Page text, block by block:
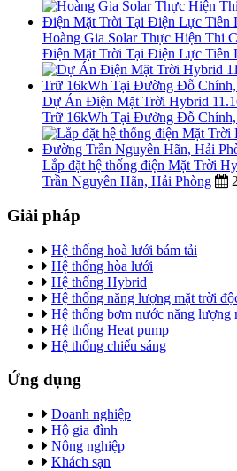
Hoàng Gia Solar Thực Hiện Thi
Điện Mặt Trời Tại Điện Lực Tiên
Dự Án Điện Mặt Trời Hybrid
Trữ 16kWh Tại Đường Đỗ Chính,
Lắp đặt hệ thống điện Mặt Trời
Trần Nguyên Hãn, Hải Phòng
Giải pháp
Hệ thống hoà lưới bám tải
Hệ thống hòa lưới
Hệ thống Hybrid
Hệ thống năng lượng mặt trời
Hệ thống bơm nước năng lượng
Hệ thống Heat pump
Hệ thống chiếu sáng
Ứng dụng
Doanh nghiệp
Hộ gia đình
Nông nghiệp
Khách sạn